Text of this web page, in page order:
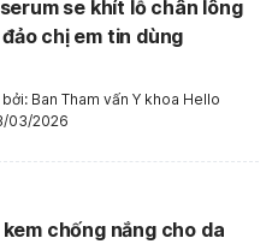
se khít lỗ chân lông
chị em tin dùng
bởi: Ban Tham vấn Y khoa Hello
03/2026
kem chống nắng cho da